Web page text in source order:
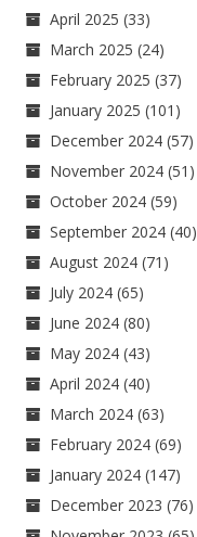
April 2025 (33)
March 2025 (24)
February 2025 (37)
January 2025 (101)
December 2024 (57)
November 2024 (51)
October 2024 (59)
September 2024 (40)
August 2024 (71)
July 2024 (65)
June 2024 (80)
May 2024 (43)
April 2024 (40)
March 2024 (63)
February 2024 (69)
January 2024 (147)
December 2023 (76)